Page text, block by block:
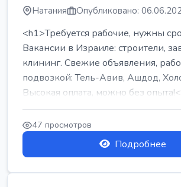
Натания Опубликовано:
<h1>Требуется рабочие, нужны
Вакансии в Израиле: строители,
клининг. Свежие объявления,
подвозкой: Тель-Авив, Ашдод,
Высокая оплата, можно без
...
47 просмотров
Подробнее